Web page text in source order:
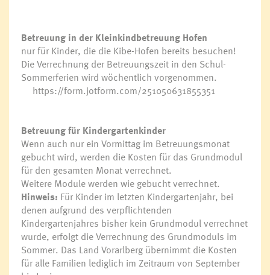
Betreuung in der Kleinkindbetreuung Hofen
nur für Kinder, die die Kibe-Hofen bereits besuchen!
Die Verrechnung der Betreuungszeit in den Schul-
Sommerferien wird wöchentlich vorgenommen.
https://form.jotform.com/251050631855351
Betreuung für Kindergartenkinder
Wenn auch nur ein Vormittag im Betreuungsmonat
gebucht wird, werden die Kosten für das Grundmodul
für den gesamten Monat verrechnet.
Weitere Module werden wie gebucht verrechnet.
Hinweis: Für Kinder im letzten Kindergartenjahr, bei
denen aufgrund des verpflichtenden
Kindergartenjahres bisher kein Grundmodul verrechnet
wurde, erfolgt die Verrechnung des Grundmoduls im
Sommer. Das Land Vorarlberg übernimmt die Kosten
für alle Familien lediglich im Zeitraum von September